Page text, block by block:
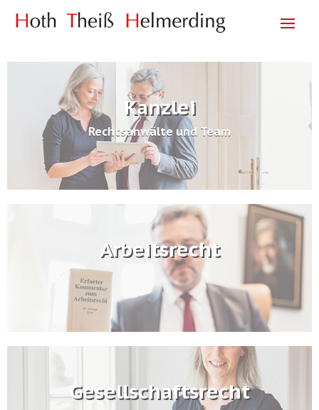
Kanzlei
Rechtsanwälte und Team
Arbeitsrecht
Gesellschaftsrecht